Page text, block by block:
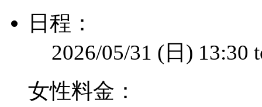
日程：
2026/05/31 (日) 13:30
女性料金：